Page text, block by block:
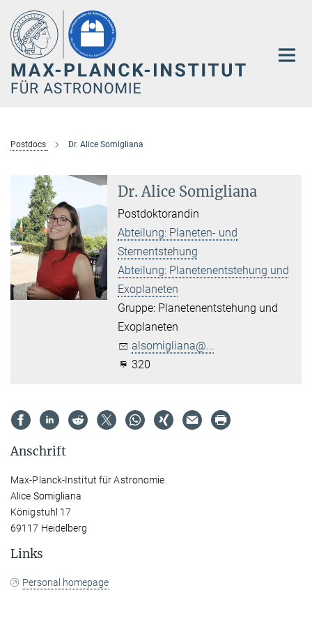
Hauptinhalt
Postdocs Dr. Alice Somigliana
Dr. Alice Somigliana
Postdoktorandin
Abteilung: Planeten- und
Sternentstehung
Abteilung: Planetenentstehung und
Exoplaneten
Gruppe: Planetenentstehung und
Exoplaneten
alsomigliana@...
320
Anschrift
Max-Planck-Institut für Astronomie
Alice Somigliana
Königstuhl 17
69117 Heidelberg
Links
Personal homepage